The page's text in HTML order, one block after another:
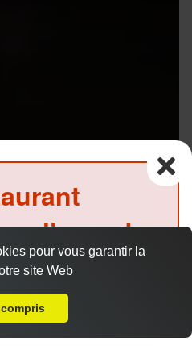
avocat, 1 soupe et 1
Compte
midi
possible)
pour vous garantir la
site Web